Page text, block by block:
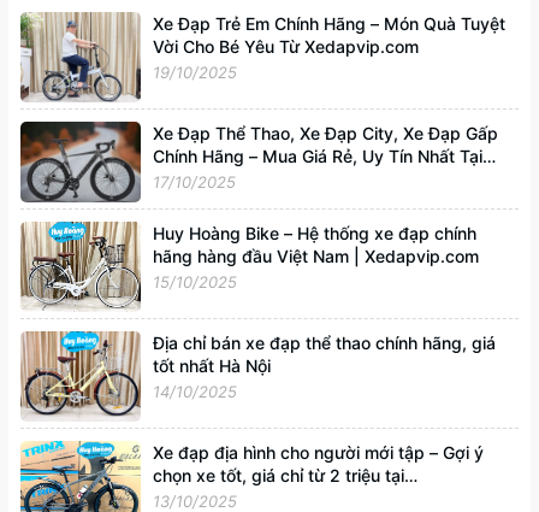
Xe Đạp Trẻ Em Chính Hãng – Món Quà Tuyệt
Vời Cho Bé Yêu Từ Xedapvip.com
19/10/2025
Xe Đạp Thể Thao, Xe Đạp City, Xe Đạp Gấp
Chính Hãng – Mua Giá Rẻ, Uy Tín Nhất Tại
Xedapvip.com
17/10/2025
Huy Hoàng Bike – Hệ thống xe đạp chính
hãng hàng đầu Việt Nam | Xedapvip.com
15/10/2025
Địa chỉ bán xe đạp thể thao chính hãng, giá
tốt nhất Hà Nội
14/10/2025
Xe đạp địa hình cho người mới tập – Gợi ý
chọn xe tốt, giá chỉ từ 2 triệu tại
Xedapvip.com
13/10/2025